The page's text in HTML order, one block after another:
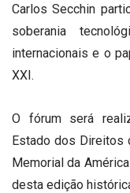
Carlos Secchin
soberania
internacionais e o
XXI.
O fórum será
Estado dos Direitos
Memorial da
desta edição